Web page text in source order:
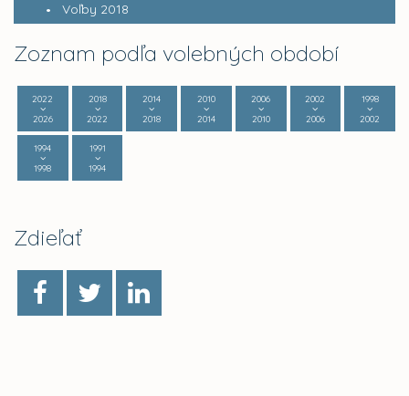
Voľby 2018
Zoznam podľa volebných období
2022
2026
2018
2022
2014
2018
2010
2014
2006
2010
2002
2006
1998
2002
1994
1998
1991
1994
Zdieľať